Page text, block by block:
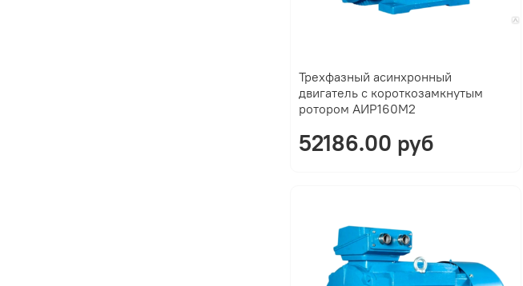
Трехфазный асинхронный
двигатель с короткозамкнутым
ротором АИР160M2
52186.00 руб